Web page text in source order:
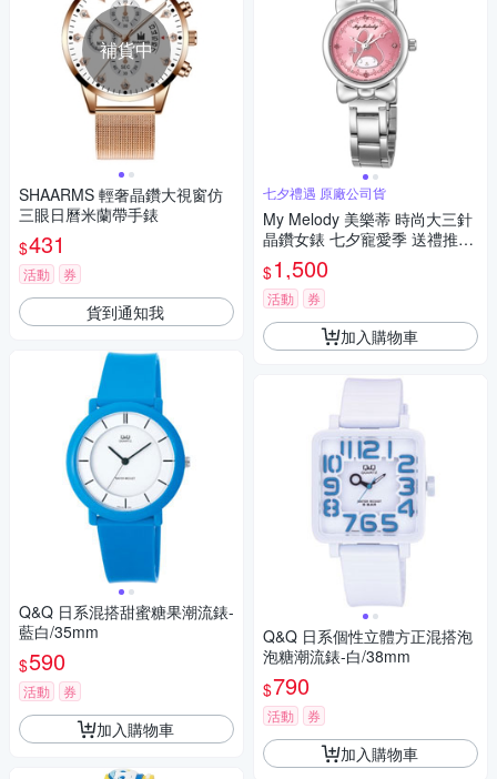
補貨中
SHAARMS 輕奢晶鑽大視窗仿
三眼日曆米蘭帶手錶
$431
活動 券
貨到通知我
Q&Q 日系混搭甜蜜糖果潮流錶-
藍白/35mm
$590
活動 券
加入購物車
七夕禮遇 原廠公司貨
My Melody 美樂蒂 時尚大三針
晶鑽女錶 七夕寵愛季 送禮推
薦-銀x桃粉/27mm LK697LWPI
$1,500
活動 券
加入購物車
Q&Q 日系個性立體方正混搭泡
泡糖潮流錶-白/38mm
$790
活動 券
加入購物車